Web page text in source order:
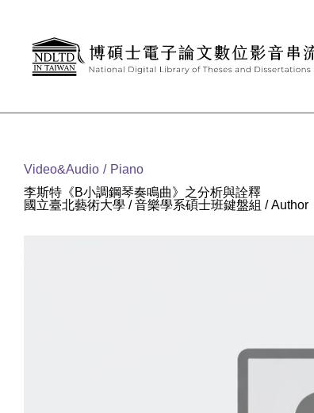
Video&Audio
Piano
李斯特《B小調鋼琴奏鳴曲》之分析與詮釋
國立臺北藝術大學 / 音樂學系碩士班鍵盤組 / Author